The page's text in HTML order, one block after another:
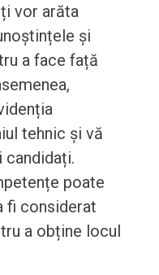
vor arăta
și
a face față
tehnic și vă
poate
fi considerat
a obține locul